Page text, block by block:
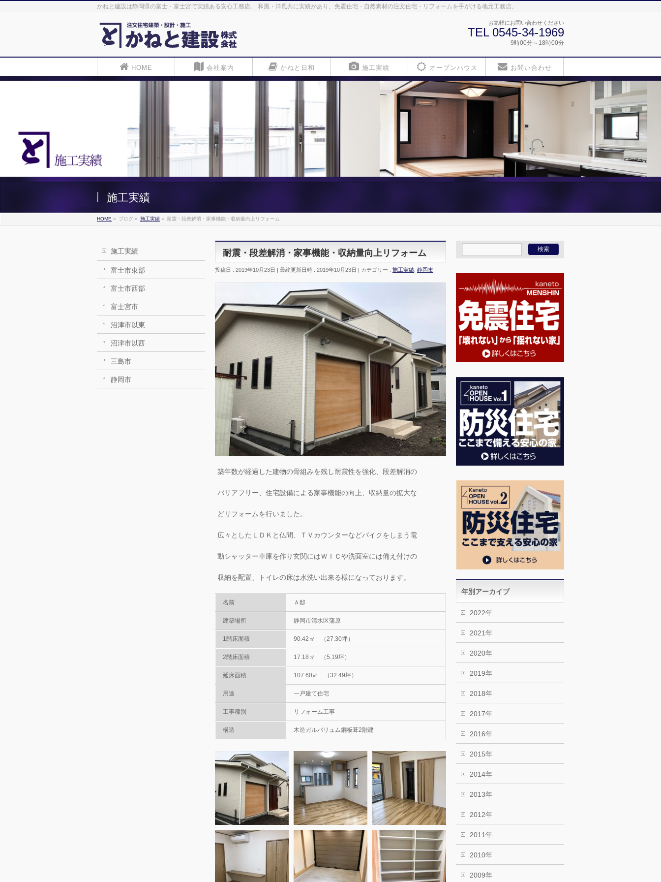
かねと建設は静岡県の富士・富士宮で実績ある安心工務店。 和風・洋風共に実績があり、免震住宅・自然素材の注文住宅・リフォームを手がける地元工務店。
お気軽にお問い合わせください
TEL 0545-34-1969
9時00分～18時00分
HOME 会社案内 かねと日和 施工実績 オープンハウス お問い合わせ
施工実績
HOME » ブログ » 施工実績 » 耐震・段差解消・家事機能・収納量向上リフォーム
施工実績
富士市東部
富士市西部
富士宮市
沼津市以東
沼津市以西
三島市
静岡市
耐震・段差解消・家事機能・収納量向上リフォーム
投稿日 : 2019年10月23日 最終更新日時 : 2019年10月23日 カテゴリー : 施工実績 静岡市
築年数が経過した建物の骨組みを残し耐震性を強化、段差解消の
バリアフリー、住宅設備による家事機能の向上、収納量の拡大な
どリフォームを行いました。
広々としたＬＤＫと仏間、ＴＶカウンターなどバイクをしまう電
動シャッター車庫を作り玄関にはＷＩＣや洗面室には備え付けの
収納を配置、トイレの床は水洗い出来る様になっております。
名前 Ａ邸
建築場所 静岡市清水区蒲原
1階床面積 90.42㎡ （27.30坪）
2階床面積 17.18㎡ （5.19坪）
延床面積 107.60㎡ （32.49坪）
用途 一戸建て住宅
工事種別 リフォーム工事
構造 木造ガルバリュム鋼板葺2階建
年別アーカイブ
2022年
2021年
2020年
2019年
2018年
2017年
2016年
2015年
2014年
2013年
2012年
2011年
2010年
2009年